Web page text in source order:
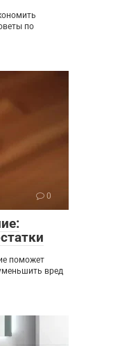
по
0
поможет
вред